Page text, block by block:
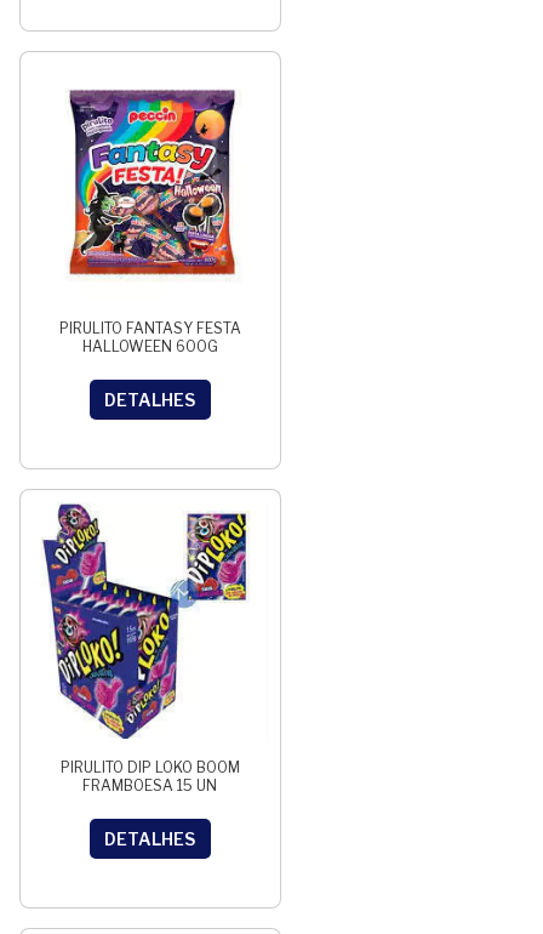
PIRULITO FANTASY FESTA
HALLOWEEN 600G
DETALHES
PIRULITO DIP LOKO BOOM
FRAMBOESA 15 UN
DETALHES